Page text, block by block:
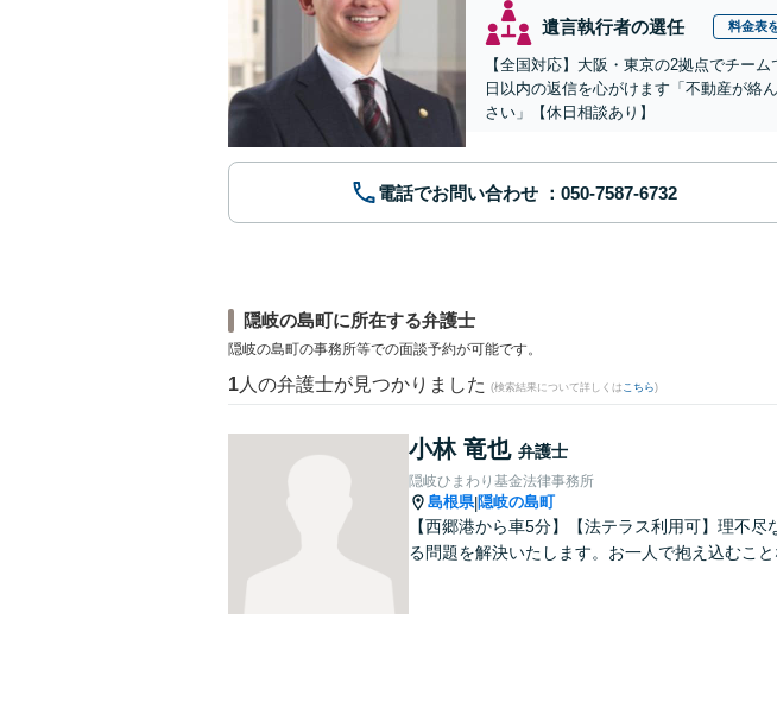
遺言執行者の選任 料金表
【全国対応】大阪・東京の2拠点でチー
日以内の返信を心がけます「不動産が絡
さい」【休日相談あり】
電話でお問い合わせ
隠岐の島町に所在する弁護士
隠岐の島町の事務所等での面談予約が可能です。
1 人の弁護士が見つかりました (検索結果について詳しくは こちら)
小林 竜也 弁護士
隠岐ひまわり基金法律事務所
島根県|隠岐の島町
【西郷港から車5分】【法テラス利用可】理不
る問題を解決いたします。お一人で抱え込むこ